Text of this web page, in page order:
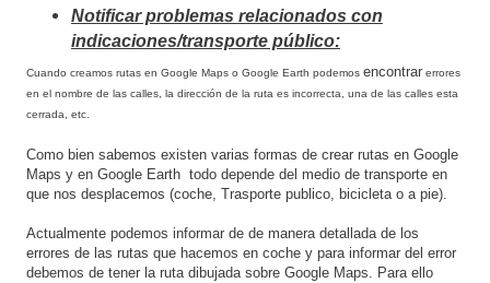
Notificar problemas relacionados con
indicaciones/transporte público:
Cuando creamos rutas en Google Maps o Google Earth podemos encontrar errores
en el nombre de las calles, la dirección de la ruta es incorrecta, una de las calles esta
cerrada, etc.
Como bien sabemos existen varias formas de crear rutas en Google
Maps y en Google Earth todo depende del medio de transporte en
que nos desplacemos (coche, Trasporte publico, bicicleta o a pie).
Actualmente podemos informar de de manera detallada de los
errores de las rutas que hacemos en coche y para informar del error
debemos de tener la ruta dibujada sobre Google Maps. Para ello